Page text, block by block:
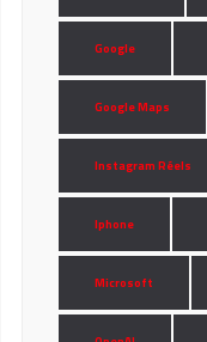
Google
Google Maps
Instagram Réels
Iphone
Microsoft